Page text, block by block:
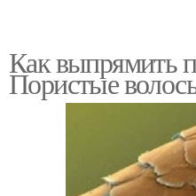
Как выпрямить
Пористые